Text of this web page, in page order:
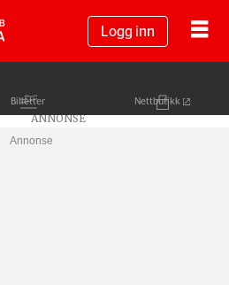
Logg inn
Billetter Nettbutikk
Annonse